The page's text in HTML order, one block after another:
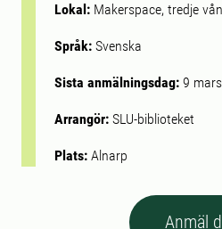
Lokal: Makerspace, tredje
Språk: Svenska
Sista anmälningsdag: 9
Arrangör: SLU-biblioteket
Plats: Alnarp
Anmäl